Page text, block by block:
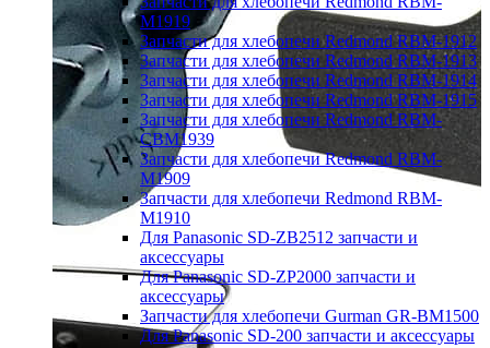
M1919
Запчасти для хлебопечи Redmond RBM-1912
Запчасти для хлебопечи Redmond RBM-1913
Запчасти для хлебопечи Redmond RBM-1914
Запчасти для хлебопечи Redmond RBM-1915
Запчасти для хлебопечи Redmond RBM-
CBM1939
Запчасти для хлебопечи Redmond RBM-
M1909
Запчасти для хлебопечи Redmond RBM-
M1910
Для Panasonic SD-ZB2512 запчасти и
аксессуары
Для Panasonic SD-ZP2000 запчасти и
аксессуары
Запчасти для хлебопечи Gurman GR-BM1500
Для Panasonic SD-200 запчасти и аксессуары